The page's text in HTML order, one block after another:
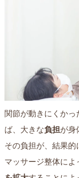
関節が動きにくか
ば、大きな負担が身
その負担が、結果的
マッサージ整体によ